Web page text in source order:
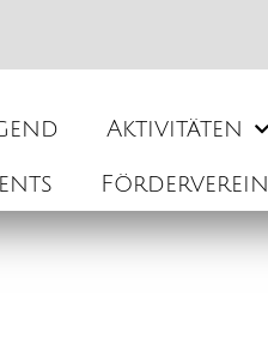
Aktivitäten
Förderverein